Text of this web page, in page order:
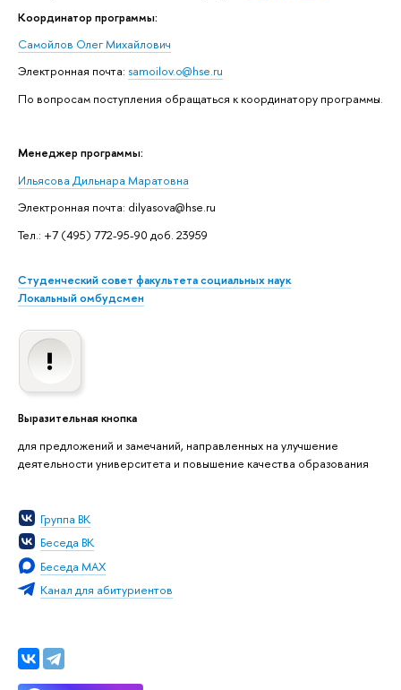
Координатор программы:
Самойлов Олег Михайлович
Электронная почта: samoilov.o@hse.ru
По вопросам поступления обращаться к координатору программы.
Менеджер программы:
Ильясова Дильнара Маратовна
Электронная почта: dilyasova@hse.ru
Тел.: +7 (495) 772-95-90 доб. 23959
Студенческий совет факультета социальных наук
Локальный омбудсмен
Выразительная кнопка
для предложений и замечаний, направленных на улучшение
деятельности университета и повышение качества образования
Группа ВК
Беседа ВК
Беседа MAX
Канал для абитуриентов